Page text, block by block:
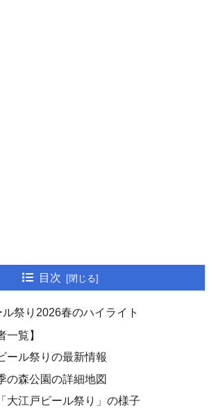
目次
祭り2026春のハイライト
一覧】
ール祭りの最新情報
の森公園の詳細地図
大江戸ビール祭り」の様子